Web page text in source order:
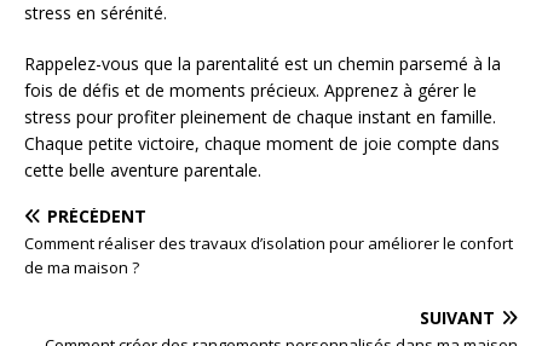
stress en sérénité.
Rappelez-vous que la parentalité est un chemin parsemé à la
fois de défis et de moments précieux. Apprenez à gérer le
stress pour profiter pleinement de chaque instant en famille.
Chaque petite victoire, chaque moment de joie compte dans
cette belle aventure parentale.
PRÉCÉDENT
Comment réaliser des travaux d’isolation pour améliorer le confort
de ma maison ?
SUIVANT